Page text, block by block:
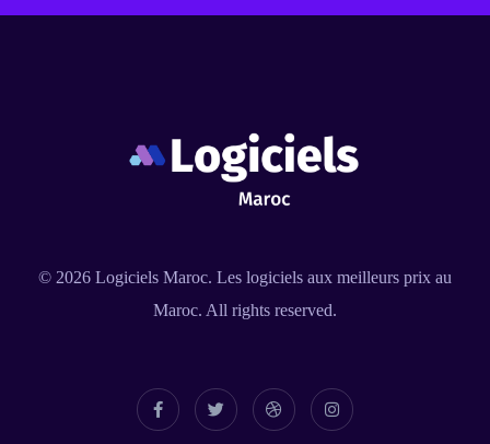
© 2026 Logiciels Maroc. Les logiciels aux meilleurs prix au
Maroc. All rights reserved.